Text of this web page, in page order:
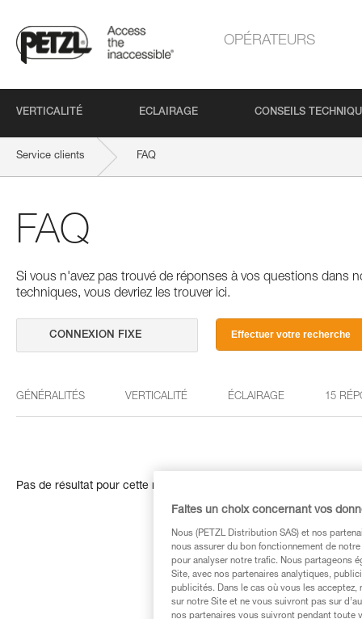
OPÉRATEURS
VERTICALITÉ ECLAIRAGE CONSEILS
Service clients FAQ
FAQ
Si vous n'avez pas trouvé de réponses à vos questions dans
techniques, vous devriez les trouver ici.
Effectuer votre recherche
GÉNÉRALITÉS VERTICALITÉ ÉCLAIRAGE 15
Pas de résultat pour cette recherche
Faites un choix concernant vos
Nous (PETZL Distribution SAS) et nos
nous assurer du bon fonctionnement de
pour analyser notre trafic. Nous partageons
Site, avec nos partenaires analytiques,
publicités. Dans le cas où vous les
sur notre Site et ne vous suivront pas sur
nos partenaires vous suivront pendant toute